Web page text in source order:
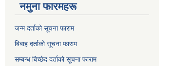
नमुना फारमहरू
जन्म दर्ताको सूचना फाराम
बिबाह दर्ताको सूचना फाराम
सम्बन्ध बिच्छेद दर्ताको सूचना फाराम